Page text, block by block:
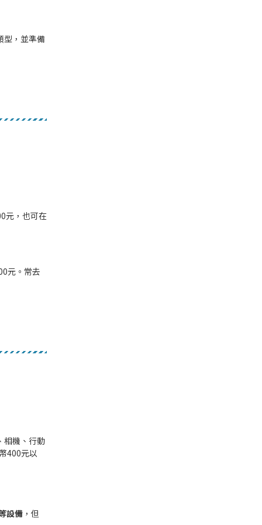
型，並準備
元，也可在
元。常去
相機、行動
400元以
設備 ，但